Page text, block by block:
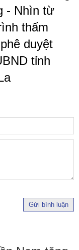
- Nhìn từ
thẩm
duyệt
tỉnh
Gửi bình luận